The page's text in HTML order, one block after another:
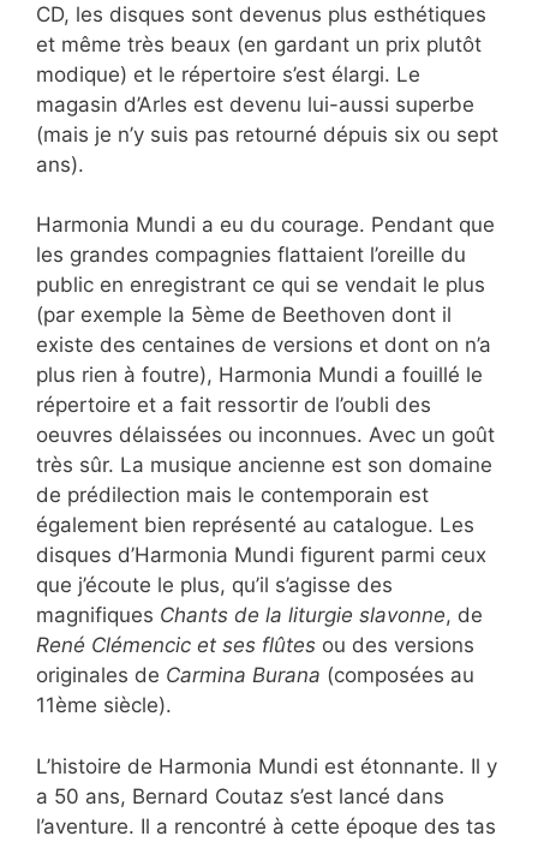
CD, les disques sont devenus plus esthétiques
et même très beaux (en gardant un prix plutôt
modique) et le répertoire s’est élargi. Le
magasin d’Arles est devenu lui-aussi superbe
(mais je n’y suis pas retourné dépuis six ou sept
ans).
Harmonia Mundi a eu du courage. Pendant que
les grandes compagnies flattaient l’oreille du
public en enregistrant ce qui se vendait le plus
(par exemple la 5ème de Beethoven dont il
existe des centaines de versions et dont on n’a
plus rien à foutre), Harmonia Mundi a fouillé le
répertoire et a fait ressortir de l’oubli des
oeuvres délaissées ou inconnues. Avec un goût
très sûr. La musique ancienne est son domaine
de prédilection mais le contemporain est
également bien représenté au catalogue. Les
disques d’Harmonia Mundi figurent parmi ceux
que j’écoute le plus, qu’il s’agisse des
magnifiques Chants de la liturgie slavonne, de
René Clémencic et ses flûtes ou des versions
originales de Carmina Burana (composées au
11ème siècle).
L’histoire de Harmonia Mundi est étonnante. Il y
a 50 ans, Bernard Coutaz s’est lancé dans
l’aventure. Il a rencontré à cette époque des tas